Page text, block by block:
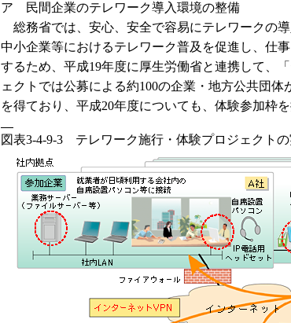
ア 民間企業のテレワーク導入環境の整備
総務省では、安心、安全で容易にテレワークの
中小企業等におけるテレワーク普及を促進し、仕
するため、平成19年度に厚生労働省と連携して、
ェクトでは公募による約100の企業・地方公共団
を得ており、平成20年度についても、体験参加枠
図表3-4-9-3 テレワーク施行・体験プロジェクト